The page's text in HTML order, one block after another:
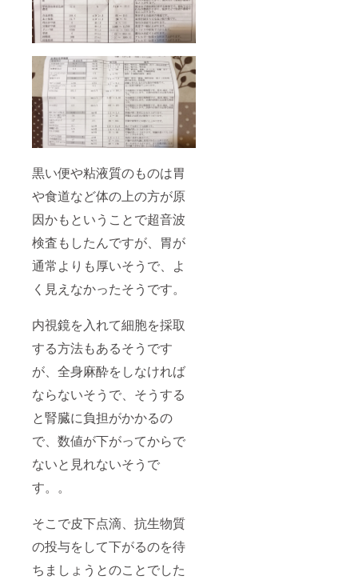
黒い便や粘液質のものは胃
や食道など体の上の方が原
因かもということで超音波
検査もしたんですが、胃が
通常よりも厚いそうで、よ
く見えなかったそうです。
内視鏡を入れて細胞を採取
する方法もあるそうです
が、全身麻酔をしなければ
ならないそうで、そうする
と腎臓に負担がかかるの
で、数値が下がってからで
ないと見れないそうで
す。。
そこで皮下点滴、抗生物質
の投与をして下がるのを待
ちましょうとのことでした